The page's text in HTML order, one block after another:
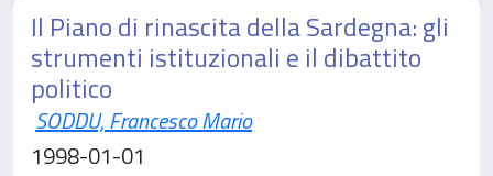
Il Piano di rinascita della Sardegna: gli
strumenti istituzionali e il dibattito
politico
SODDU, Francesco Mario
1998-01-01